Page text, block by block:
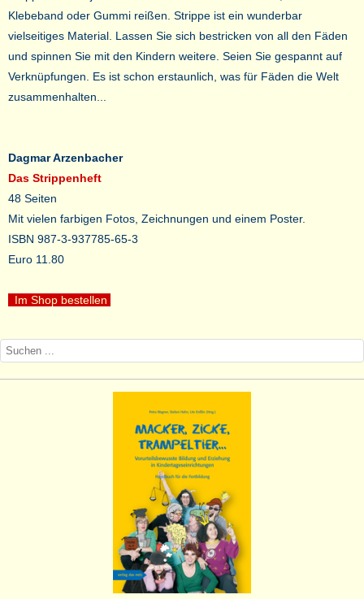
Klebeband oder Gummi reißen. Strippe ist ein wunderbar
vielseitiges Material. Lassen Sie sich bestricken von all den Fäden
und spinnen Sie mit den Kindern weitere. Seien Sie gespannt auf
Verknüpfungen. Es ist schon erstaunlich, was für Fäden die Welt
zusammenhalten...
Dagmar Arzenbacher
Das Strippenheft
48 Seiten
Mit vielen farbigen Fotos, Zeichnungen und einem Poster.
ISBN 987-3-937785-65-3
Euro 11.80
Im Shop bestellen